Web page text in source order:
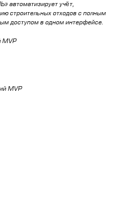
автоматизирует учёт,
строительных отходов с полным
доступом в одном интерфейсе.
MVP
MVP